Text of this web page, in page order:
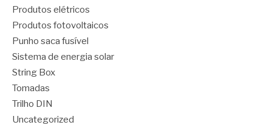
Produtos elétricos
Produtos fotovoltaicos
Punho saca fusível
Sistema de energia solar
String Box
Tomadas
Trilho DIN
Uncategorized